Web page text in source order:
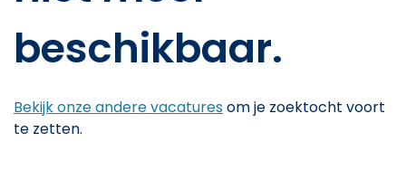
beschikbaar.
Bekijk onze andere vacaturesom je zoektocht voort
te zetten.